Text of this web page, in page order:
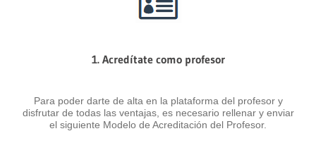
1. Acredítate como profesor
Para poder darte de alta en la plataforma del profesor y
disfrutar de todas las ventajas, es necesario rellenar y enviar
el siguiente Modelo de Acreditación del Profesor.